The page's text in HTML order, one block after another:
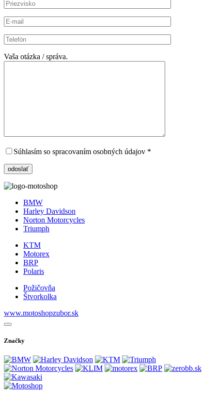
Vaša otázka / správa.
Súhlasím so spracovaním osobných údajov *
BMW
Harley Davidson
Norton Motorcycles
Triumph
KTM
Motorex
BRP
Polaris
Požičovňa
Štvorkolka
www.motoshopzubor.sk
Značky